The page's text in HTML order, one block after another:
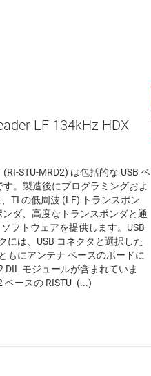
LF 134kHz HDX
STU-MRD2) は包括的な USB ベ
。製造後にプログラミングおよ
TI の低周波 (LF) トランスポン
ダ、高度なトランスポンダと通
フトウェアを提供します。USB
には、USB コネクタと選択した
もにアンテナ ベースのボードに
DIL モジュールが含まれていま
ベースの RISTU- (...)